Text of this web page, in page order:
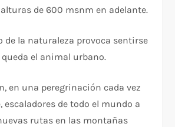
de 600 msnm en adelante.
de la naturaleza provoca sentirse
queda el animal urbano.
en una peregrinación cada vez
escaladores de todo el mundo a
rutas en las montañas